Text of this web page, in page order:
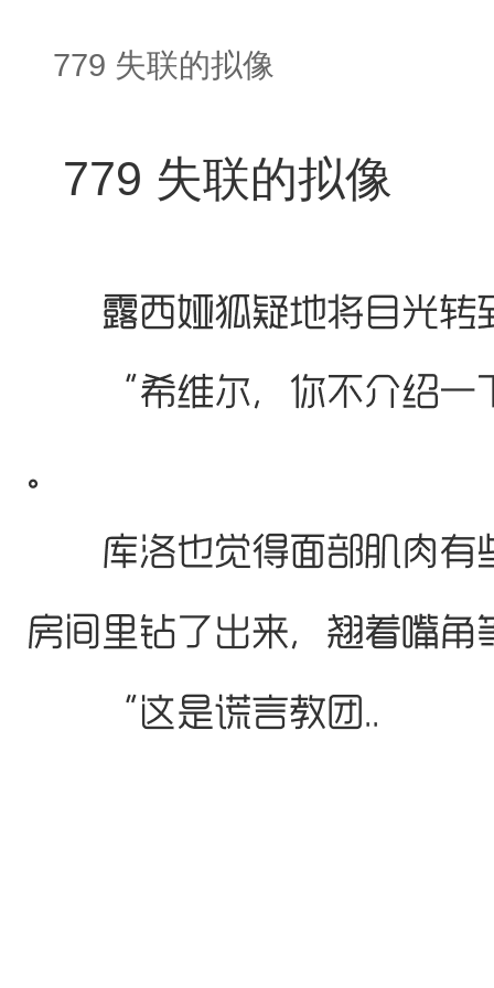
779 失联的拟像
779 失联的拟像